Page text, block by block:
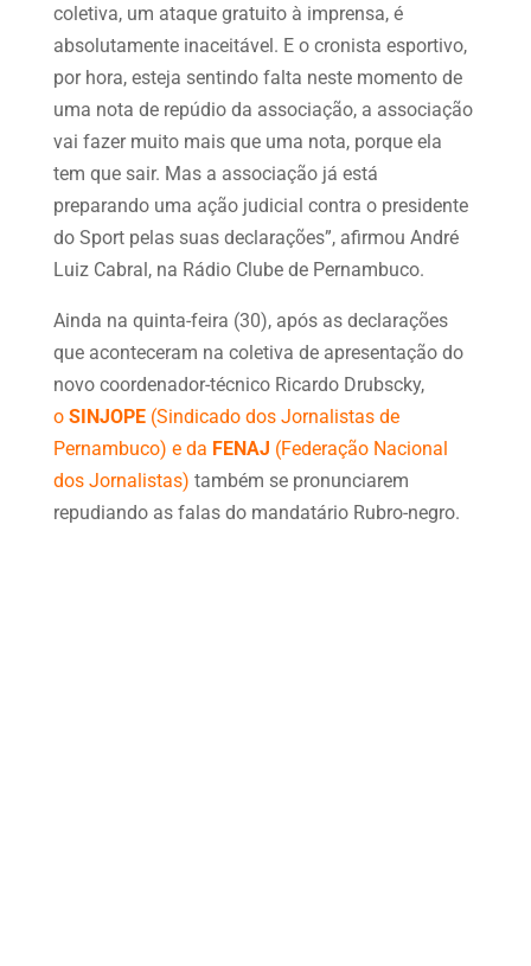
coletiva, um ataque gratuito à imprensa, é
absolutamente inaceitável. E o cronista esportivo,
por hora, esteja sentindo falta neste momento de
uma nota de repúdio da associação, a associação
vai fazer muito mais que uma nota, porque ela
tem que sair. Mas a associação já está
preparando uma ação judicial contra o presidente
do Sport pelas suas declarações”, afirmou André
Luiz Cabral, na Rádio Clube de Pernambuco.
Ainda na quinta-feira (30), após as declarações
que aconteceram na coletiva de apresentação do
novo coordenador-técnico Ricardo Drubscky,
o SINJOPE(Sindicado dos Jornalistas de
Pernambuco) e da FENAJ (Federação Nacional
dos Jornalistas) também se pronunciarem
repudiando as falas do mandatário Rubro-negro.